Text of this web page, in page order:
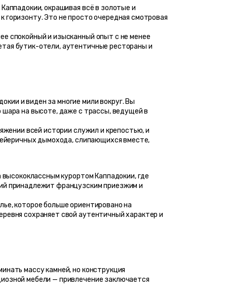
окрашивая всё в золотые и
Это не просто очередная смотровая
спокойный и изысканный опыт с не менее
бутик-отели, аутентичные рестораны и
и виден за многие мили вокруг. Вы
шара на высоте, даже с трассы, ведущей в
всей истории служил и крепостью, и
дымохода, слипающихся вместе,
курортом Каппадокии, где
принадлежит французским приезжим и
которое больше ориентировано на
сохраняет свой аутентичный характер и
массу камней, но конструкция
мебели — привлечение заключается